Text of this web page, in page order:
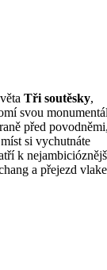
Tři soutěsky,
svou
před
si vychutnáte
k
a přejezd